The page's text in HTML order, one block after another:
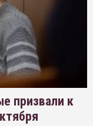
призвали к